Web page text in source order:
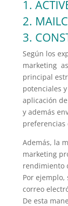
1.
2.
3.
Según los
marketing
principal
potenciales
aplicación
y además
preferencias
Además, la
marketing
rendimiento
Por
correo
De esta